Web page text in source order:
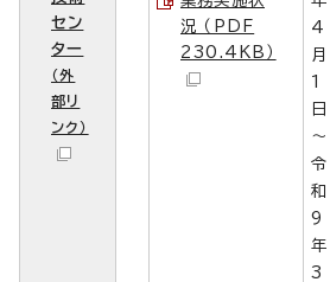
セン
ター
（外
部リ
ンク）
況 （PDF
230.4KB）
4
月
1
日
～
令
和
9
年
3